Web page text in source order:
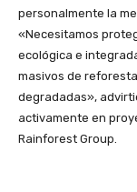
personalmente la
«Necesitamos
ecológica e
masivos de
degradadas»,
activamente en
Rainforest Group.